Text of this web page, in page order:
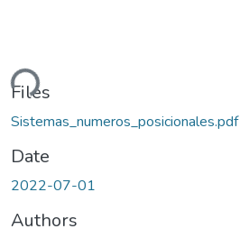
Files
Sistemas_numeros_posicionales.pdf
Date
2022-07-01
Authors